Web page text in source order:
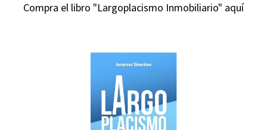
Compra el libro "Largoplacismo Inmobiliario" aquí